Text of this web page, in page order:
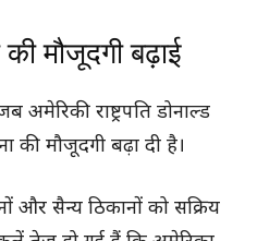
मौजूदगी बढ़ाई
राष्ट्रपति डोनाल्ड
की मौजूदगी बढ़ा दी है।
और सैन्य ठिकानों को सक्रिय